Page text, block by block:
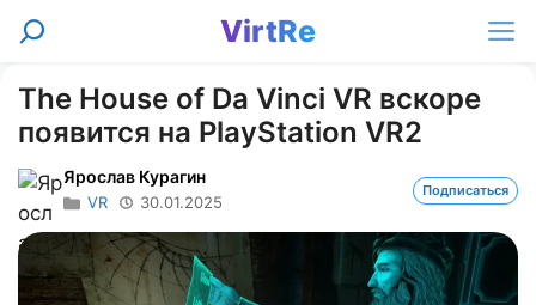
Перейти
VirtRe
Поиск
The House of Da Vinci VR вскоре
появится на PlayStation VR2
Ярослав Курагин
VR 30.01.2025
Подписаться